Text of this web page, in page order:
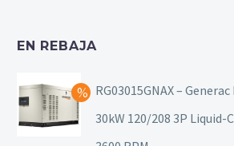
EN REBAJA
RG03015GNAX –
30kW 120/208 3P Liquid-